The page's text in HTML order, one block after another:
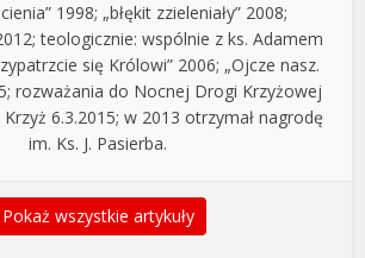
1998; „błękit zzieleniały” 2008;
teologicznie: wspólnie z ks. Adamem
się Królowi” 2006; „Ojcze nasz.
rozważania do Nocnej Drogi Krzyżowej
6.3.2015; w 2013 otrzymał nagrodę
im. Ks. J. Pasierba.
Pokaż wszystkie artykuły